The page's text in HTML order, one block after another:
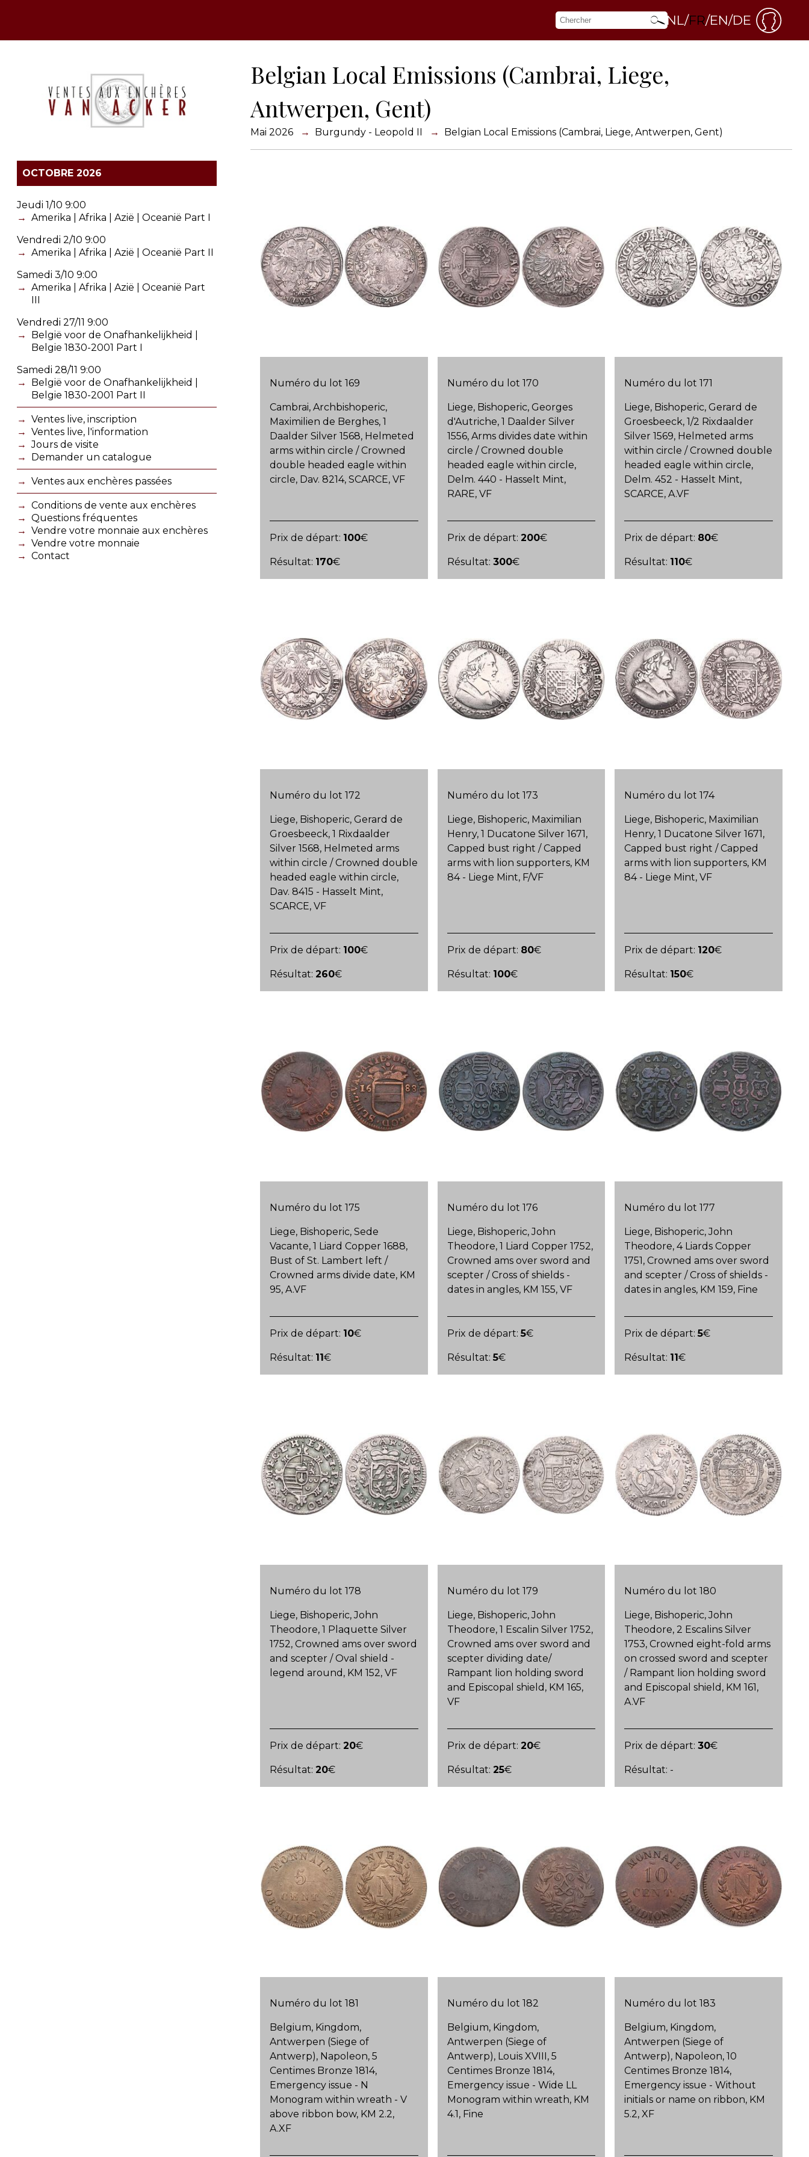
NL FR EN DE
OCTOBRE 2026
Jeudi 1/10 9:00
Amerika | Afrika | Azië | Oceanië Part I
Vendredi 2/10 9:00
Amerika | Afrika | Azië | Oceanië Part II
Samedi 3/10 9:00
Amerika | Afrika | Azië | Oceanië Part
Vendredi 27/11 9:00
België voor de Onafhankelijkheid |
Belgie 1830-2001 Part I
Samedi 28/11 9:00
België voor de Onafhankelijkheid |
Belgie 1830-2001 Part II
Ventes live, inscription
Ventes live, l'information
Jours de visite
Demander un catalogue
Ventes aux enchères passées
Conditions de vente aux enchères
Questions fréquentes
Vendre votre monnaie aux enchères
Vendre votre monnaie
Contact
Belgian Local Emissions (Cambrai, Liege,
Antwerpen, Gent)
Mai 2026 Burgundy - Leopold II Belgian Local Emissions (Cambrai, Liege, Antwerpen, Gent)
Numéro du lot 169
Cambrai, Archbishoperic,
Maximilien de Berghes, 1
Daalder Silver 1568, Helmeted
arms within circle / Crowned
double headed eagle within
circle, Dav. 8214, SCARCE, VF
Prix de départ: 100€
Résultat: 170€
Numéro du lot 170
Liege, Bishoperic, Georges
d'Autriche, 1 Daalder Silver
1556, Arms divides date within
circle / Crowned double
headed eagle within circle,
Delm. 440 - Hasselt Mint,
RARE, VF
Prix de départ: 200€
Résultat: 300€
Numéro du lot 171
Liege, Bishoperic, Gerard de
Groesbeeck, 1/2 Rixdaalder
Silver 1569, Helmeted arms
within circle / Crowned double
headed eagle within circle,
Delm. 452 - Hasselt Mint,
SCARCE, A.VF
Prix de départ: 80€
Résultat: 110€
Numéro du lot 172
Liege, Bishoperic, Gerard de
Groesbeeck, 1 Rixdaalder
Silver 1568, Helmeted arms
within circle / Crowned double
headed eagle within circle,
Dav. 8415 - Hasselt Mint,
SCARCE, VF
Prix de départ: 100€
Résultat:260€
Numéro du lot 173
Liege, Bishoperic, Maximilian
Henry, 1 Ducatone Silver 1671,
Capped bust right / Capped
arms with lion supporters, KM
84 - Liege Mint, F/VF
Prix de départ: 80€
Résultat: 100€
Numéro du lot 174
Liege, Bishoperic, Maximilian
Henry, 1 Ducatone Silver 1671,
Capped bust right / Capped
arms with lion supporters, KM
84 - Liege Mint, VF
Prix de départ: 120€
Résultat: 150€
Numéro du lot 175
Liege, Bishoperic, Sede
Vacante, 1 Liard Copper 1688,
Bust of St. Lambert left /
Crowned arms divide date, KM
95, A.VF
Prix de départ: 10€
Résultat: 11€
Numéro du lot 176
Liege, Bishoperic, John
Theodore, 1 Liard Copper 1752,
Crowned ams over sword and
scepter / Cross of shields -
dates in angles, KM 155, VF
Prix de départ: 5€
Résultat: 5€
Numéro du lot 177
Liege, Bishoperic, John
Theodore, 4 Liards Copper
1751, Crowned ams over sword
and scepter / Cross of shields -
dates in angles, KM 159, Fine
Prix de départ:5€
Résultat: 11€
Numéro du lot 178
Liege, Bishoperic, John
Theodore, 1 Plaquette Silver
1752, Crowned ams over sword
and scepter / Oval shield -
legend around, KM 152, VF
Prix de départ:20€
Résultat:20€
Numéro du lot 179
Liege, Bishoperic, John
Theodore, 1 Escalin Silver 1752,
Crowned ams over sword and
scepter dividing date/
Rampant lion holding sword
and Episcopal shield, KM 165,
VF
Prix de départ: 20€
Résultat: 25€
Numéro du lot 180
Liege, Bishoperic, John
Theodore, 2 Escalins Silver
1753, Crowned eight-fold arms
on crossed sword and scepter
/ Rampant lion holding sword
and Episcopal shield, KM 161,
A.VF
Prix de départ:30€
Résultat: -
Numéro du lot 181
Belgium, Kingdom,
Antwerpen (Siege of
Antwerp), Napoleon, 5
Centimes Bronze 1814,
Emergency issue - N
Monogram within wreath - V
above ribbon bow, KM 2.2,
A.XF
Numéro du lot 182
Belgium, Kingdom,
Antwerpen (Siege of
Antwerp), Louis XVIII, 5
Centimes Bronze 1814,
Emergency issue - Wide LL
Monogram within wreath, KM
4.1, Fine
Numéro du lot 183
Belgium, Kingdom,
Antwerpen (Siege of
Antwerp), Napoleon, 10
Centimes Bronze 1814,
Emergency issue - Without
initials or name on ribbon, KM
5.2, XF